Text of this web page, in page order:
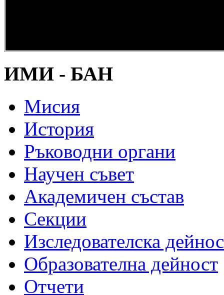
наследство” -
ИМИ - БАН
Мисия
История
Ръководни органи
Научен съвет
Академичен състав
Секции
Изследователска
Образователна дейност
Отчети